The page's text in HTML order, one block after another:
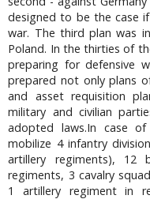
designed to be the case
war. The third plan was
Poland. In the thirties of
preparing for defensive
prepared not only plans
and asset requisition
military and civilian
adopted laws.In case
mobilize 4 infantry
artillery regiments), 12
regiments, 3 cavalry
1 artillery regiment in